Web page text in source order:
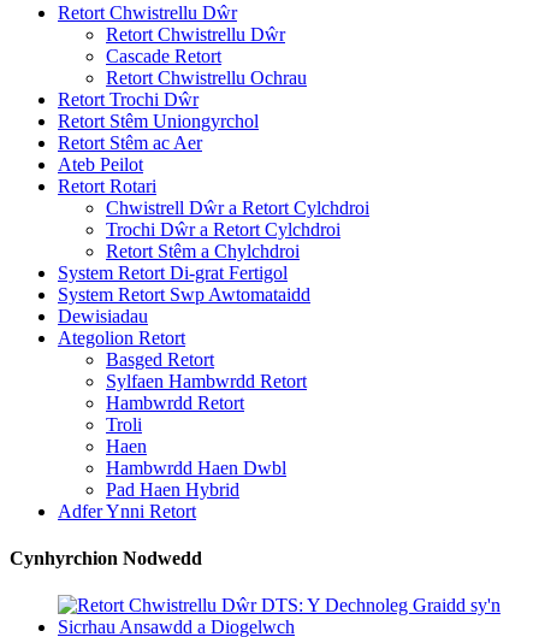
Retort Chwistrellu Dŵr
Retort Chwistrellu Dŵr
Cascade Retort
Retort Chwistrellu Ochrau
Retort Trochi Dŵr
Retort Stêm Uniongyrchol
Retort Stêm ac Aer
Ateb Peilot
Retort Rotari
Chwistrell Dŵr a Retort Cylchdroi
Trochi Dŵr a Retort Cylchdroi
Retort Stêm a Chylchdroi
System Retort Di-grat Fertigol
System Retort Swp Awtomataidd
Dewisiadau
Ategolion Retort
Basged Retort
Sylfaen Hambwrdd Retort
Hambwrdd Retort
Troli
Haen
Hambwrdd Haen Dwbl
Pad Haen Hybrid
Adfer Ynni Retort
Cynhyrchion Nodwedd